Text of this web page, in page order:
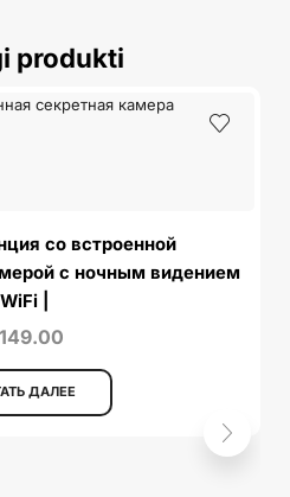
produkti
со встроенной
с ночным видением
WiFi |
149.00
ДАЛЕЕ